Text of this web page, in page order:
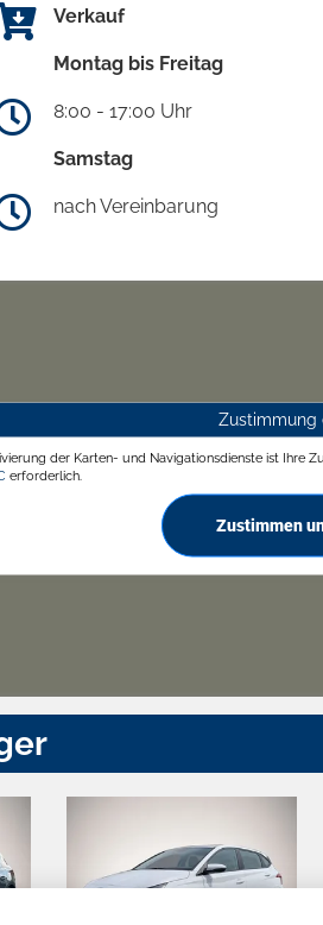
Verkauf
Montag bis Freitag
8:00 - 17:00 Uhr
Samstag
nach Vereinbarung
Zustimmung
der Karten- und Navigationsdienste ist Ihre
erforderlich.
Zustimmen